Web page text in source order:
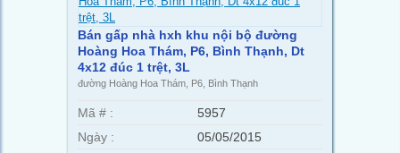
Bán gấp nhà hxh khu nội bộ đường
Hoàng Hoa Thám, P6, Bình Thạnh, Dt
4x12 đúc 1 trệt, 3L
đường Hoàng Hoa Thám, P6, Bình Thạnh
Mã # :
5957
Ngày :
05/05/2015